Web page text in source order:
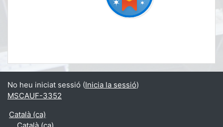
No heu iniciat sessió (Inicia la sessió)
MSCAUF-3352
Català ‎(ca)‎